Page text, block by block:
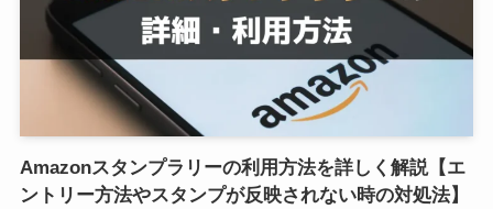
Amazonスタンプラリーの利用方法を詳しく解説【エ
ントリー方法やスタンプが反映されない時の対処法】